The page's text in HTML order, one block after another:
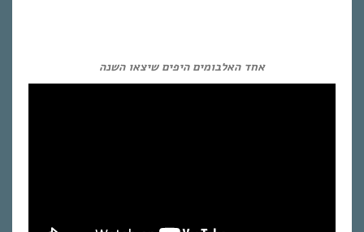
אחד האלבומים היפים שיצאו השנה